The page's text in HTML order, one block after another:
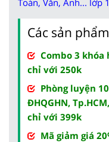
Các sản
Combo 3 khóa
chỉ với 250k
Phòng luyện
ĐHQGHN,
chỉ với 399k
Mã giảm giá